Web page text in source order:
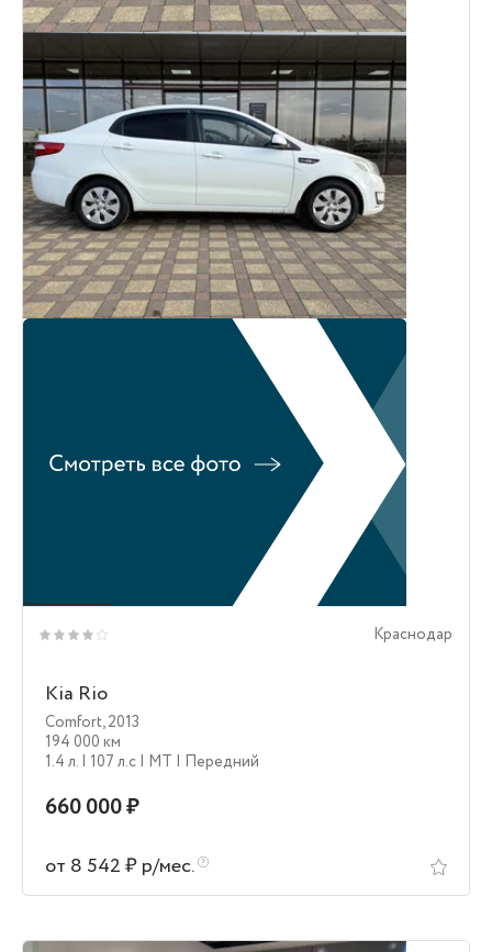
Краснодар
Kia Rio
Comfort,2013
194 000 км
1.4 л. | 107 л.c | MT | Передний
660 000 ₽
от 8 542 ₽ р/мес.